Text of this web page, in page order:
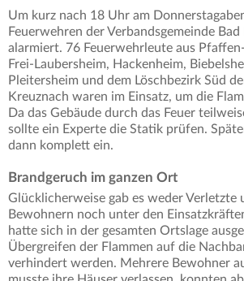
Um kurz nach 18 Uhr am
Feuerwehren der Verbandsgemeinde
alarmiert. 76 Feuerwehrleute aus
Frei-Laubersheim, Hackenheim,
Pleitersheim und dem Löschbezirk Süd
Kreuznach waren im Einsatz, um die
Da das Gebäude durch das Feuer
sollte ein Experte die Statik prüfen.
dann komplett ein.
Brandgeruch im ganzen Ort
Glücklicherweise gab es weder Verletzte
Bewohnern noch unter den
hatte sich in der gesamten Ortslage
Übergreifen der Flammen auf die
verhindert werden. Mehrere Bewohner